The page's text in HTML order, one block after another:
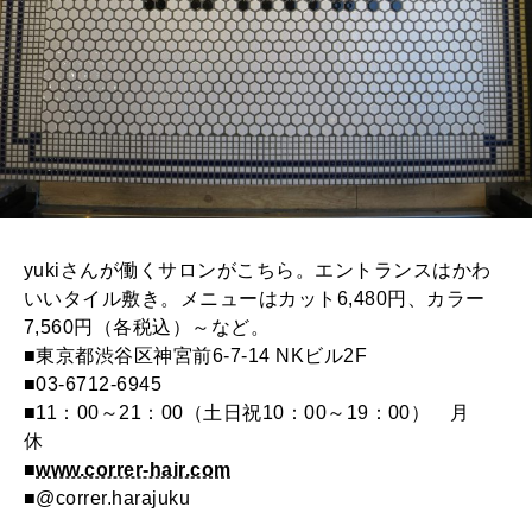
yukiさんが働くサロンがこちら。エントランスはかわ
いいタイル敷き。メニューはカット6,480円、カラー
7,560円（各税込）～など。
■東京都渋谷区神宮前6-7-14 NKビル2F
■03-6712-6945
■11：00～21：00（土日祝10：00～19：00） 月
休
■www.correr-hair.com
■@correr.harajuku